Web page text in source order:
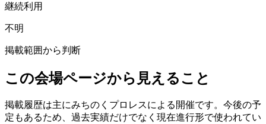
継続利用
不明
掲載範囲から判断
この会場ページから見えること
掲載履歴は主にみちのくプロレスによる開催です。今後の予
定もあるため、過去実績だけでなく現在進行形で使われてい